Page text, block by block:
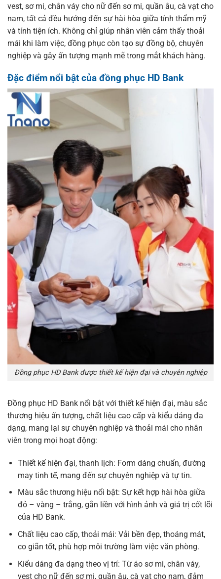
vest, sơ mi, chân váy cho nữ đến sơ mi, quần âu, cà vạt cho
nam, tất cả đều hướng đến sự hài hòa giữa tính thẩm mỹ
và tính tiện ích. Không chỉ giúp nhân viên cảm thấy thoải
mái khi làm việc, đồng phục còn tạo sự đồng bộ, chuyên
nghiệp và gây ấn tượng mạnh mẽ trong mắt khách hàng.
Đặc điểm nổi bật của đồng phục HD Bank
Đồng phục HD Bank được thiết kế hiện đại và chuyên nghiệp
Đồng phục HD Bank nổi bật với thiết kế hiện đại, màu sắc
thương hiệu ấn tượng, chất liệu cao cấp và kiểu dáng đa
dạng, mang lại sự chuyên nghiệp và thoải mái cho nhân
viên trong mọi hoạt động:
Thiết kế hiện đại, thanh lịch: Form dáng chuẩn, đường
may tinh tế, mang đến sự chuyên nghiệp và tự tin.
Màu sắc thương hiệu nổi bật: Sự kết hợp hài hòa giữa
đỏ – vàng – trắng, gắn liền với hình ảnh và giá trị cốt lõi
của HD Bank.
Chất liệu cao cấp, thoải mái: Vải bền đẹp, thoáng mát,
co giãn tốt, phù hợp môi trường làm việc văn phòng.
Kiểu dáng đa dạng theo vị trí: Từ áo sơ mi, chân váy,
vest cho nữ đến sơ mi, quần âu, cà vạt cho nam, đảm